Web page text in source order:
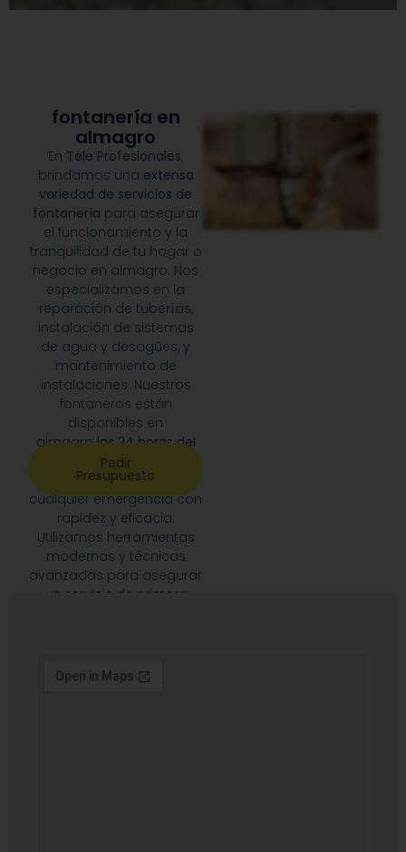
fontanería en
almagro
En Tele Profesionales,
brindamos una extensa
variedad de servicios de
fontanería para asegurar
el funcionamiento y la
tranquilidad de tu hogar o
negocio en almagro. Nos
especializamos en la
reparación de tuberías,
instalación de sistemas
de agua y desagües, y
mantenimiento de
instalaciones. Nuestros
fontaneros están
disponibles en
almagro las 24 horas del
día, los 7 días de la
semana, para atender
cualquier emergencia con
rapidez y eficacia.
Utilizamos herramientas
modernas y técnicas
avanzadas para asegurar
un servicio de primera
Pedir
Presupuesto